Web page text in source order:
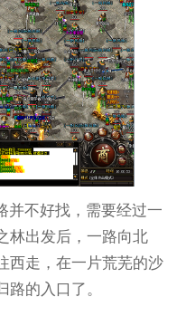
并不好找，需要经过一
林出发后，一路向北
西走，在一片荒芜的沙
的入口了。